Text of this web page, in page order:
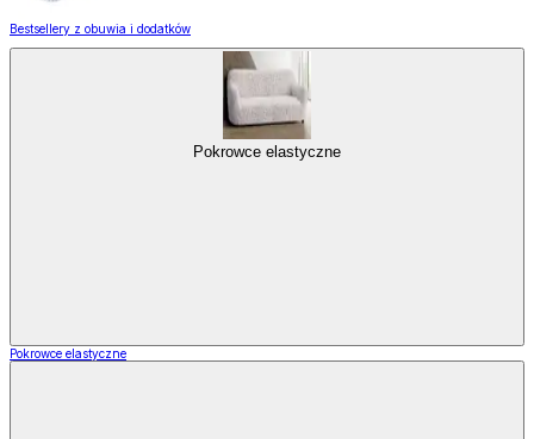
Bestsellery z obuwia i dodatków
Pokrowce elastyczne
Pokrowce elastyczne